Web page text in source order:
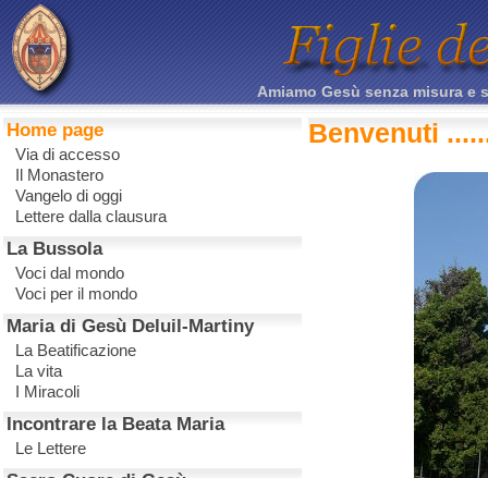
Amiamo Gesù senza misura
Home page
Via di accesso
Il Monastero
Vangelo di oggi
Lettere dalla clausura
La Bussola
Voci dal mondo
Voci per il mondo
Maria di Gesù Deluil-Martiny
La Beatificazione
La vita
I Miracoli
Incontrare la Beata Maria
Le Lettere
Benvenuti